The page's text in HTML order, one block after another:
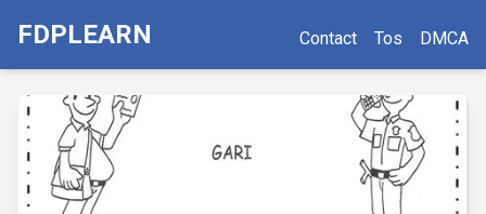
FDPLEARN Contact Tos DMCA